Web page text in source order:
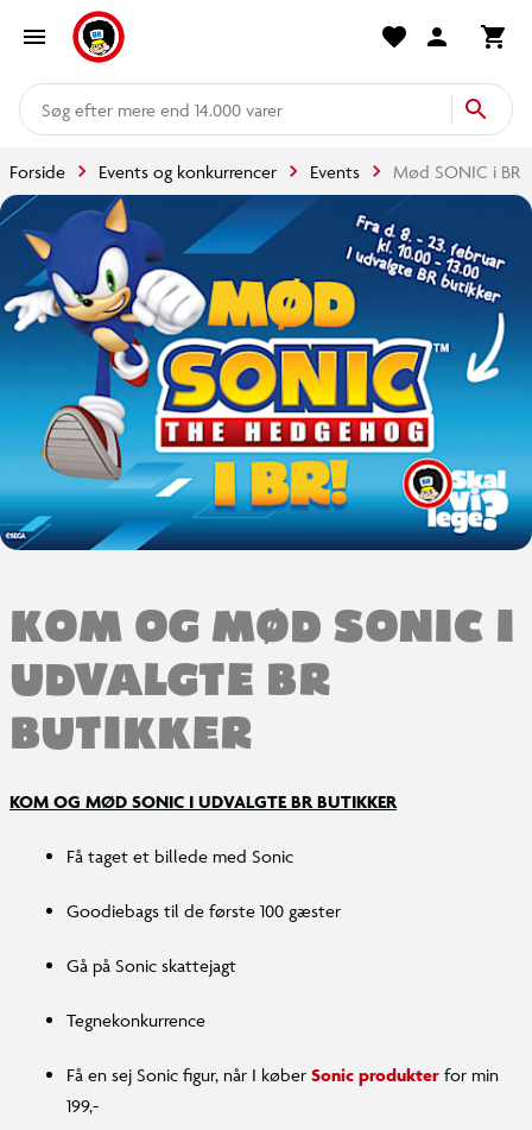
mere end 14.000 varer
Forside Events og konkurrencer Events Mød SONIC i BR
KOM OG MØD SONIC I
UDVALGTE BR
BUTIKKER
KOM OG MØD SONIC I UDVALGTE BR BUTIKKER
Få taget et billede med Sonic
Goodiebags til de første 100 gæster
Gå på Sonic skattejagt
Tegnekonkurrence
Få en sej Sonic figur, når I køber Sonic produkter for min
199,-